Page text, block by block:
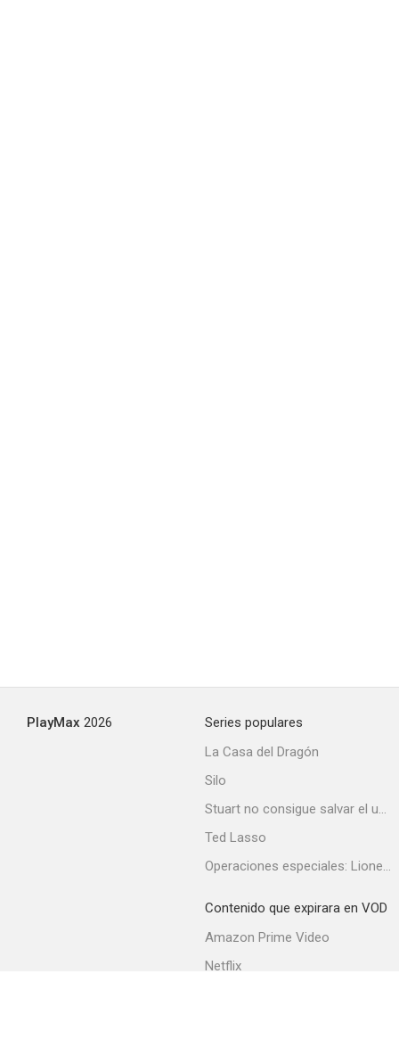
PlayMax 2026
Series populares
La Casa del Dragón
Silo
Stuart no consigue salvar el universo
Ted Lasso
Operaciones especiales: Lioness
Contenido que expirara en VOD
Amazon Prime Video
Netflix